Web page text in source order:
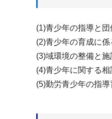
(1)青少年の指導と
(2)青少年の育成に
(3)域環境の整備と
(4)青少年に関する
(5)勤労青少年の指